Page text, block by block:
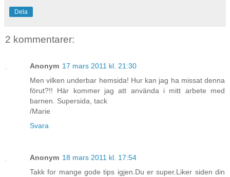
Dela
2 kommentarer:
Anonym 17 mars 2011 kl. 21:30
Men vilken underbar hemsida! Hur kan jag ha missat denna
förut?!! Här kommer jag att använda i mitt arbete med
barnen. Supersida, tack
/Marie
Svara
Anonym 18 mars 2011 kl. 17:54
Takk for mange gode tips igjen.Du er super.Liker siden din